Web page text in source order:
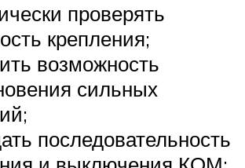
проверять
крепления;
возможность
сильных
последовательность